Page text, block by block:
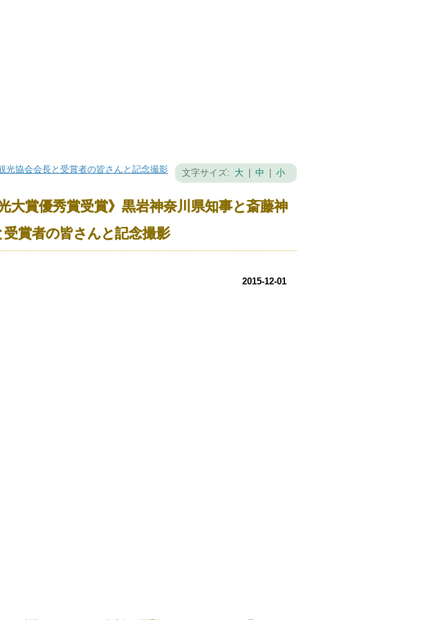
光協会会長と受賞者の皆さんと記念撮影 文字サイズ: 大 中 小
大賞優秀賞受賞》黒岩神奈川県知事と斎藤神
賞者の皆さんと記念撮影
2015-12-01